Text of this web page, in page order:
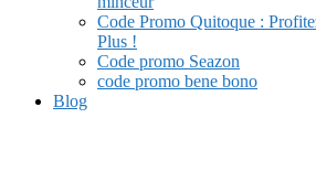
Code Promo Quitoque :
Plus !
Code promo Seazon
code promo bene bono
Blog